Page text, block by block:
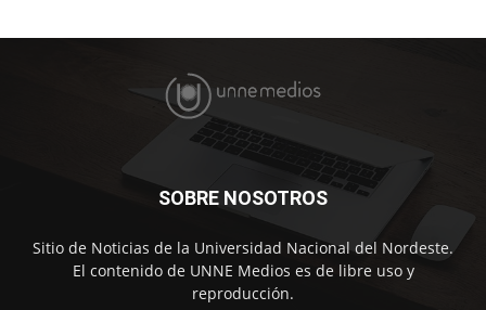
SOBRE NOSOTROS
Sitio de Noticias de la Universidad Nacional del Nordeste.
El contenido de UNNE Medios es de libre uso y
reproducción.